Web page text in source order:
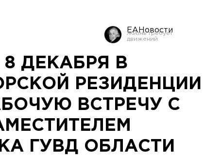
ЕАНовости
ДЕКАБРЯ В
РЕЗИДЕНЦИИ
ВСТРЕЧУ С
ГУВД ОБЛАСТИ